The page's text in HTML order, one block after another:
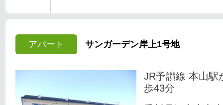
アパート サンガーデン岸上1号地
JR予讃線 本山駅
歩43分